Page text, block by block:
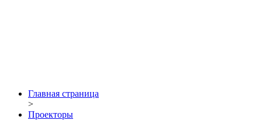
Главная страница
>
Проекторы